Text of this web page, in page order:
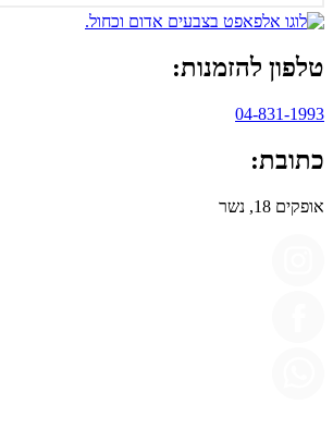
טלפון להזמנות:
04-831-1993
כתובת:
אופקים 18, נשר